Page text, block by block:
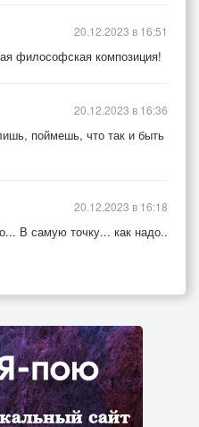
философская композиция!
20.12.2023 в 16:51
поймешь, что так и быть
20.12.2023 в 16:36
В самую точку... как надо..
20.12.2023 в 16:18